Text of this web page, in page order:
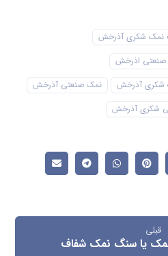
نمک شکری آذرخش
اذرخش
شکری آذرخش
نمک صنعتی آذرخش
شکری آذرخش
قبلی
یا سنگ نمک شفاف